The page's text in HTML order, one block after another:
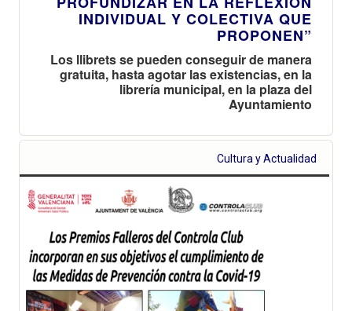
INDIVIDUAL Y COLECTIVA QUE
PROPONEN”
Los llibrets se pueden conseguir de manera
gratuita, hasta agotar las existencias, en la
librería municipal, en la plaza del
Ayuntamiento
Cultura y Actualidad